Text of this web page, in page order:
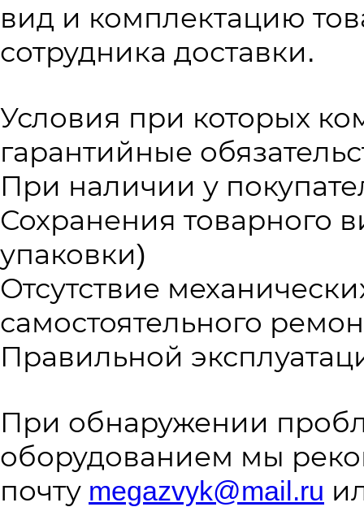
вид и комплектацию
сотрудника доставки.
Условия при которых
гарантийные
При наличии у
Сохранения товарного
упаковки)
Отсутствие
самостоятельного
Правильной
При обнаружении
оборудованием мы
почту megazvyk@mail.ru